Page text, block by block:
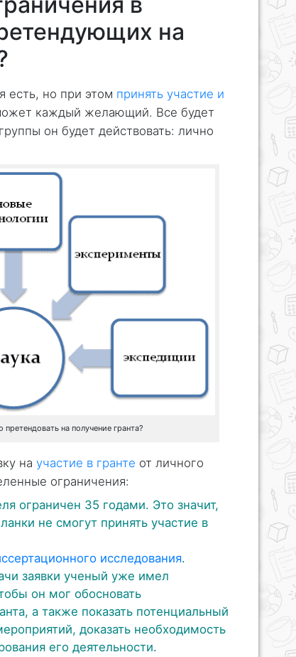
на
есть, но при этом принять участие и
каждый желающий. Все будет
он будет действовать: лично
на получение гранта?
на участие в гранте от личного
ограничения:
ограничен 35 годами. Это значит,
не смогут принять участие в
исследования.
заявки ученый уже имел
он мог обосновать
а также показать потенциальный
доказать необходимость
его деятельности.